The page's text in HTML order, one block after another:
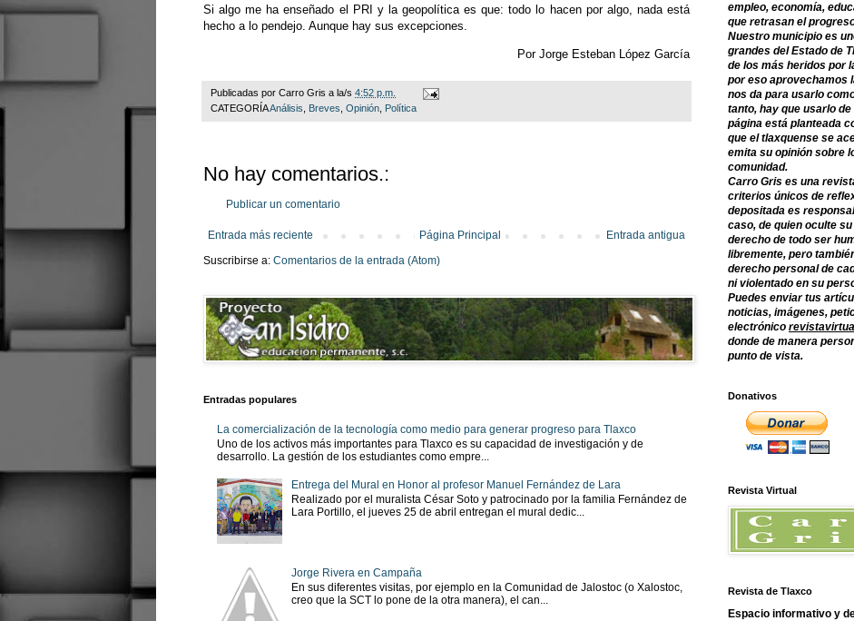
Si algo me ha enseñado el PRI y la geopolítica es que: todo lo hacen por algo, nada está
hecho a lo pendejo. Aunque hay sus excepciones.
Por Jorge Esteban López García
Publicadas por Carro Gris a la/s 4:52 p.m.
CATEGORÍAAnálisis, Breves, Opinión, Política
No hay comentarios.:
Publicar un comentario
Entrada más reciente Entrada antigua
Página Principal
Suscribirse a: Comentarios de la entrada (Atom)
Entradas populares
La comercialización de la tecnología como medio para generar progreso para Tlaxco
Uno de los activos más importantes para Tlaxco es su capacidad de investigación y de
desarrollo. La gestión de los estudiantes como empre...
Entrega del Mural en Honor al profesor Manuel Fernández de Lara
Realizado por el muralista César Soto y patrocinado por la familia Fernández de
Lara Portillo, el jueves 25 de abril entregan el mural dedic...
Jorge Rivera en Campaña
En sus diferentes visitas, por ejemplo en la Comunidad de Jalostoc (o Xalostoc,
creo que la SCT lo pone de la otra manera), el can...
empleo, economía,
que retrasan el
Nuestro municipio es
grandes del Estado de
de los más heridos por
por eso aprovechamos
nos da para usarlo
tanto, hay que usarlo
página está planteada
que el tlaxquense se
emita su opinión sobre
comunidad.
Carro Gris es una
criterios únicos de
depositada es
caso, de quien oculte
derecho de todo ser
libremente, pero
derecho personal de
ni violentado en su
Puedes enviar tus
noticias, imágenes,
electrónico
donde de manera
punto de vista.
Donativos
Revista Virtual
Revista de Tlaxco
Espacio informativo y